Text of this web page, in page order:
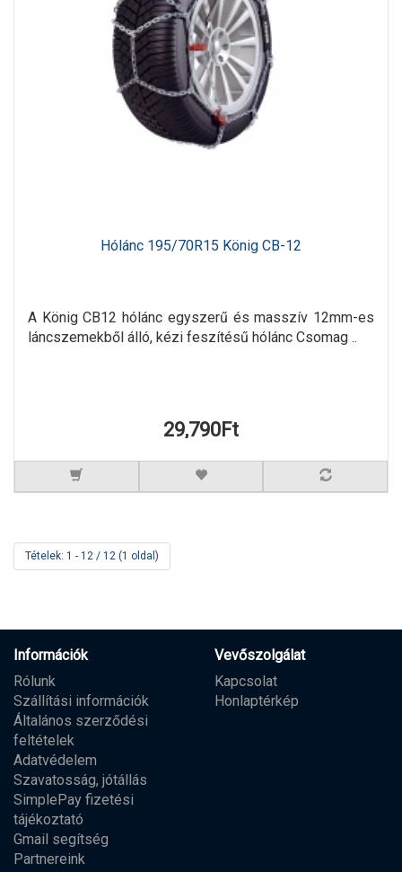
Hólánc 195/70R15 König CB-12
A König CB12 hólánc egyszerű és masszív 12mm-es
láncszemekből álló, kézi feszítésű hólánc Csomag ..
29,790Ft
Tételek: 1 - 12 / 12 (1 oldal)
Információk
Rólunk
Szállítási információk
Általános szerződési
feltételek
Adatvédelem
Szavatosság, jótállás
SimplePay fizetési
tájékoztató
Gmail segítség
Partnereink
Vevőszolgálat
Kapcsolat
Honlaptérkép